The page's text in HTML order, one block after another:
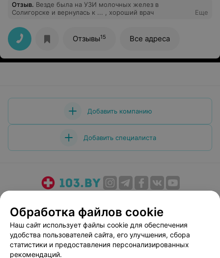
Отзыв. Везде была на УЗИ молочных желез в
Солигорске и вернулась к ... , хороший врач
Еще
Отзывы15 Все адреса
Добавить компанию
Добавить специалиста
Медицинский маркетинг
Публичный договор
Пользовательское соглашение
Способы оплаты
Вакансии
Партнеры
Обработка файлов cookie
Наш сайт использует файлы cookie для обеспечения
удобства пользователей сайта, его улучшения, сбора
статистики и предоставления персонализированных
рекомендаций.